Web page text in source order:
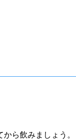
ら飲みましょう。